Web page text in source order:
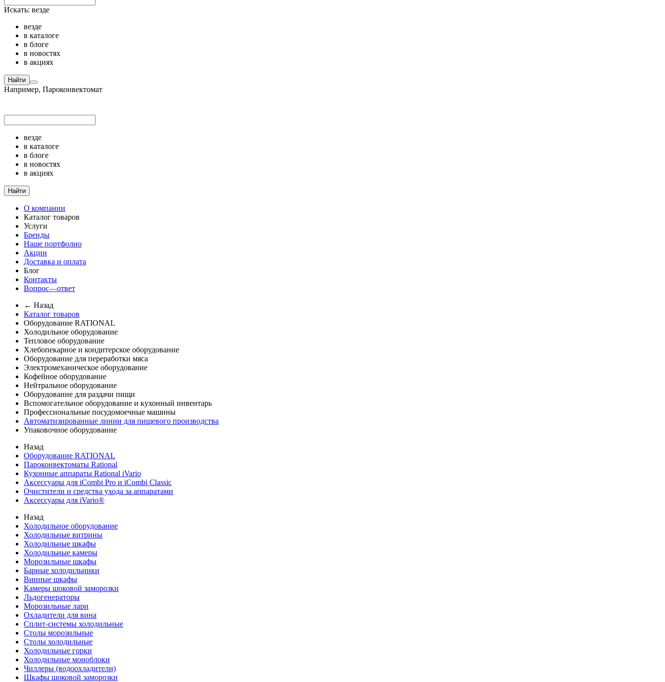
Искать: везде
везде
в каталоге
в блоге
в новостях
в акциях
Найти
Например, Пароконвектомат
везде
в каталоге
в блоге
в новостях
в акциях
Найти
О компании
Каталог товаров
Услуги
Бренды
Наше портфолио
Акции
Доставка и оплата
Блог
Контакты
Вопрос—ответ
← Назад
Каталог товаров
Оборудование RATIONAL
Холодильное оборудование
Тепловое оборудование
Хлебопекарное и кондитерское оборудование
Оборудование для переработки мяса
Электромеханическое оборудование
Кофейное оборудование
Нейтральное оборудование
Оборудование для раздачи пищи
Вспомогательное оборудование и кухонный инвентарь
Профессиональные посудомоечные машины
Автоматизированные линии для пищевого производства
Упаковочное оборудование
Назад
Оборудование RATIONAL
Пароконвектоматы Rational
Кухонные аппараты Rational iVario
Аксессуары для iCombi Pro и iCombi Classic
Очистители и средства ухода за аппаратами
Аксессуары для iVario®
Назад
Холодильное оборудование
Холодильные витрины
Холодильные шкафы
Холодильные камеры
Морозильные шкафы
Барные холодильники
Винные шкафы
Камеры шоковой заморозки
Льдогенераторы
Морозильные лари
Охладители для вина
Сплит-системы холодильные
Столы морозильные
Столы холодильные
Холодильные горки
Холодильные моноблоки
Чиллеры (водоохладители)
Шкафы шоковой заморозки